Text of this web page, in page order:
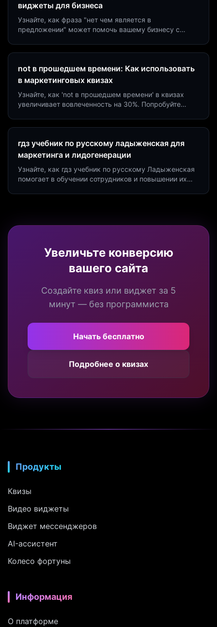
виджеты для бизнеса
Узнайте, как фраза "нет чем является в
предложении" может помочь вашему бизнесу с
not в прошедшем времени: Как использовать
в маркетинговых квизах
Узнайте, как 'not в прошедшем времени' в квизах
увеличивает вовлеченность на 30%. Попробуйте
гдз учебник по русскому ладыженская для
маркетинга и лидогенерации
Узнайте, как гдз учебник по русскому Ладыженская
помогает в обучении сотрудников и повышении их
Увеличьте конверсию
вашего сайта
Создайте квиз или виджет за 5
минут — без программиста
Начать бесплатно
Подробнее о квизах
Продукты
Квизы
Видео виджеты
Виджет мессенджеров
AI-ассистент
Колесо фортуны
Информация
О платформе